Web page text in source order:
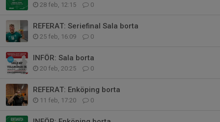
28 feb, 12:15 0
REFERAT: Seriefinal Sala borta
25 feb, 16:09 0
INFÖR: Sala borta
20 feb, 20:25 0
REFERAT: Enköping borta
11 feb, 17:20 0